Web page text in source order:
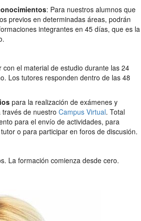
: Para nuestros alumnos que
previos en determinadas áreas, podrán
integrantes en 45 días, que es la
con el material de estudio durante las 24
Los tutores responden dentro de las 48
para la realización de exámenes y
de nuestro Campus Virtual. Total
para el envío de actividades, para
o para participar en foros de discusión.
La formación comienza desde cero.